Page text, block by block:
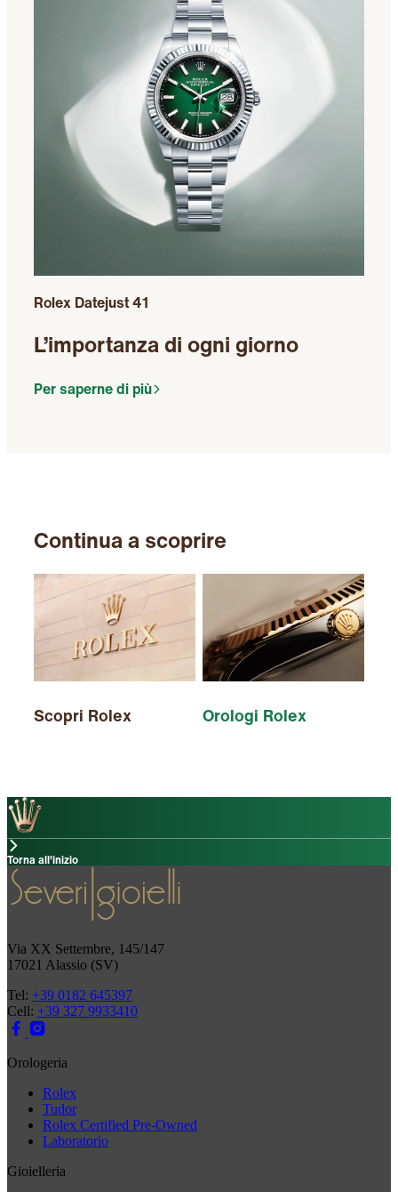
Rolex Datejust 41
L’importanza di ogni giorno
Per saperne di più
Continua a scoprire
Scopri Rolex Orologi Rolex
Torna all'inizio
Via XX Settembre, 145/147
17021 Alassio (SV)
Tel: +39 0182 645397
Cell: +39 327 9933410
Orologeria
Rolex
Tudor
Rolex Certified Pre-Owned
Laboratorio
Gioielleria